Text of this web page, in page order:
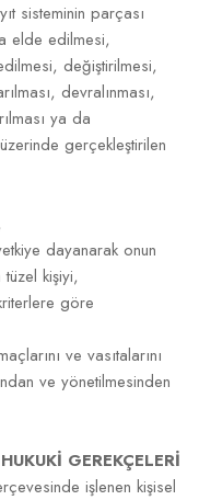
sisteminin parçası
elde edilmesi,
değiştirilmesi,
devralınması,
ya da
gerçekleştirilen
dayanarak onun
kişiyi,
göre
ve vasıtalarını
ve yönetilmesinden
GEREKÇELERİ
işlenen kişisel